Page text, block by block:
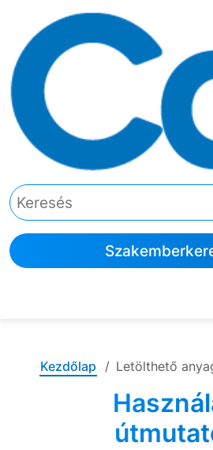
Kezdőlap Letölthető